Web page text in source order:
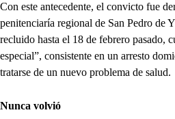
Con este antecedente, el convicto fue
penitenciaría regional de San Pedro de
recluido hasta el 18 de febrero pasado,
especial”, consistente en un arresto
tratarse de un nuevo problema de salud.
Nunca volvió